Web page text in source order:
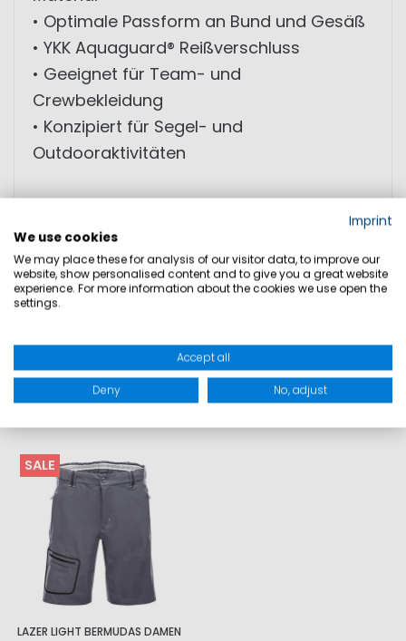
• Optimale Passform an Bund und Gesäß
• YKK Aquaguard® Reißverschluss
• Geeignet für Team- und
Crewbekleidung
• Konzipiert für Segel- und
Outdooraktivitäten
MATERIAL: 91% Polyamid; 9% Elasthan
GRÖSSEN
DAZU PASST
SALE
LAZER LIGHT BERMUDAS DAMEN
Imprint
We use cookies
We may place these for analysis of our visitor data, to improve our
website, show personalised content and to give you a great website
experience. For more information about the cookies we use open the
settings.
Accept all
Deny No, adjust